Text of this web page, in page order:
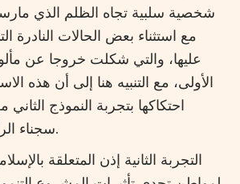
شخصية سلبية تجاه الظلم الذي
مع استثناء بعض الحالات النادرة
عليها، والتي شكلت خروجا عن
الأولى، مع التنبيه هنا إلى أن هذه
احتكاكها بتجربة النموذج
سجناء الرأي من الإسلاميين.
التجربة الثانية إذن المتعلقة